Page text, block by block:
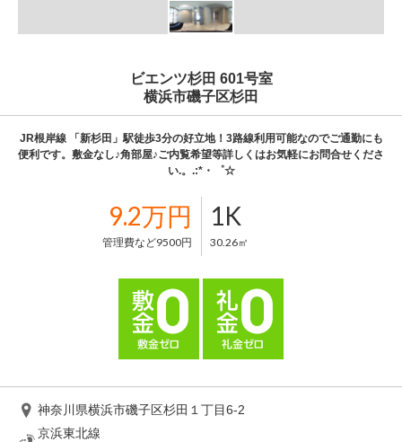
ビエンツ杉田 601号室
横浜市磯子区杉田
JR根岸線 「新杉田」駅徒歩3分の好立地！3路線利用可能なのでご通勤にも
便利です。敷金なし♪角部屋♪ご内覧希望等詳しくはお気軽にお問合せくださ
い.。.:*・゜☆
9.2万円
管理費など9500円
1K
30.26㎡
神奈川県横浜市磯子区杉田１丁目6-2
京浜東北線